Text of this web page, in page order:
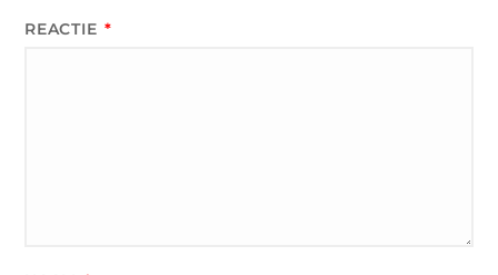
REACTIE *